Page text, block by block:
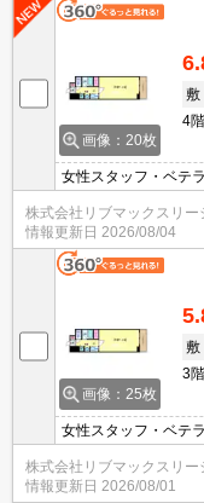
画像：20枚
敷
4階
女性スタッフ・ベテ
株式会社リブマックスリー
情報更新日 2026/08/04
画像：25枚
敷
3階
女性スタッフ・ベテ
株式会社リブマックスリー
情報更新日 2026/08/01